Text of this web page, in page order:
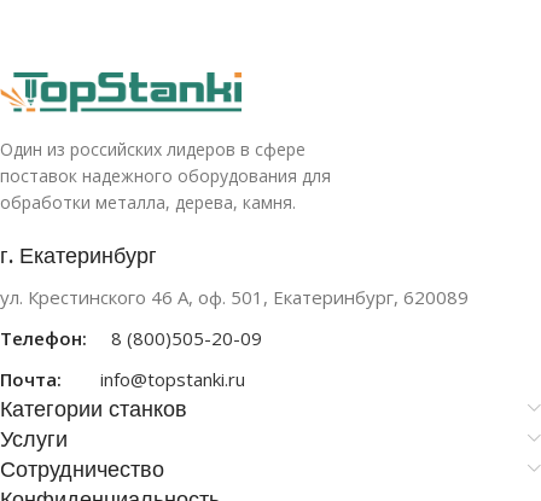
Один из российских лидеров в сфере
поставок надежного оборудования для
обработки металла, дерева, камня.
г. Екатеринбург
ул. Крестинского 46 А, оф. 501, Екатеринбург, 620089
Телефон:
8 (800)505-20-09
Почта:
info@topstanki.ru
Категории станков
Услуги
Сотрудничество